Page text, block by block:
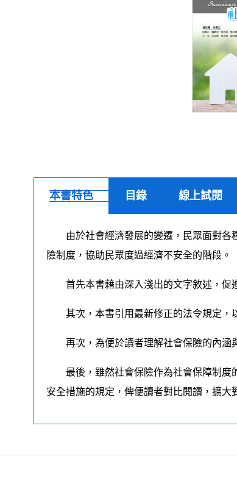
本書特色 目錄 線上試閱
由於社會經濟發展的變遷，民眾面對各種
險制度，協助民眾度過經濟不安全的階段。
首先本書藉由深入淺出的文字敘述，促進
其次，本書引用最新修正的法令規定，
再次，為便於讀者理解社會保險的內涵與
最後，雖然社會保險作為社會保障制度的
安全措施的規定，俾便讀者對比閱讀，擴大